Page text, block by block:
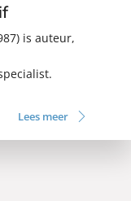
is auteur,
Lees meer